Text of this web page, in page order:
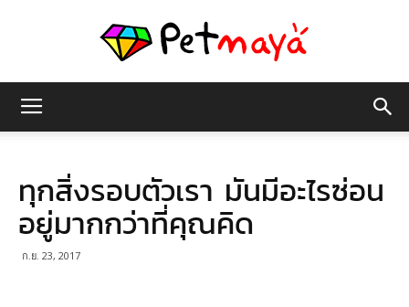
มายา
ทุกสิ่งรอบตัวเรา มันมีอะไรซ่อน
อยู่มากกว่าที่คุณคิด
ก.ย. 23, 2017